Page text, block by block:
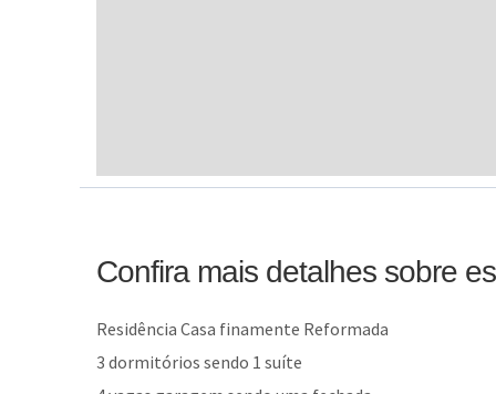
Confira mais detalhes sobre
Residência Casa finamente Reformada
3 dormitórios sendo 1 suíte